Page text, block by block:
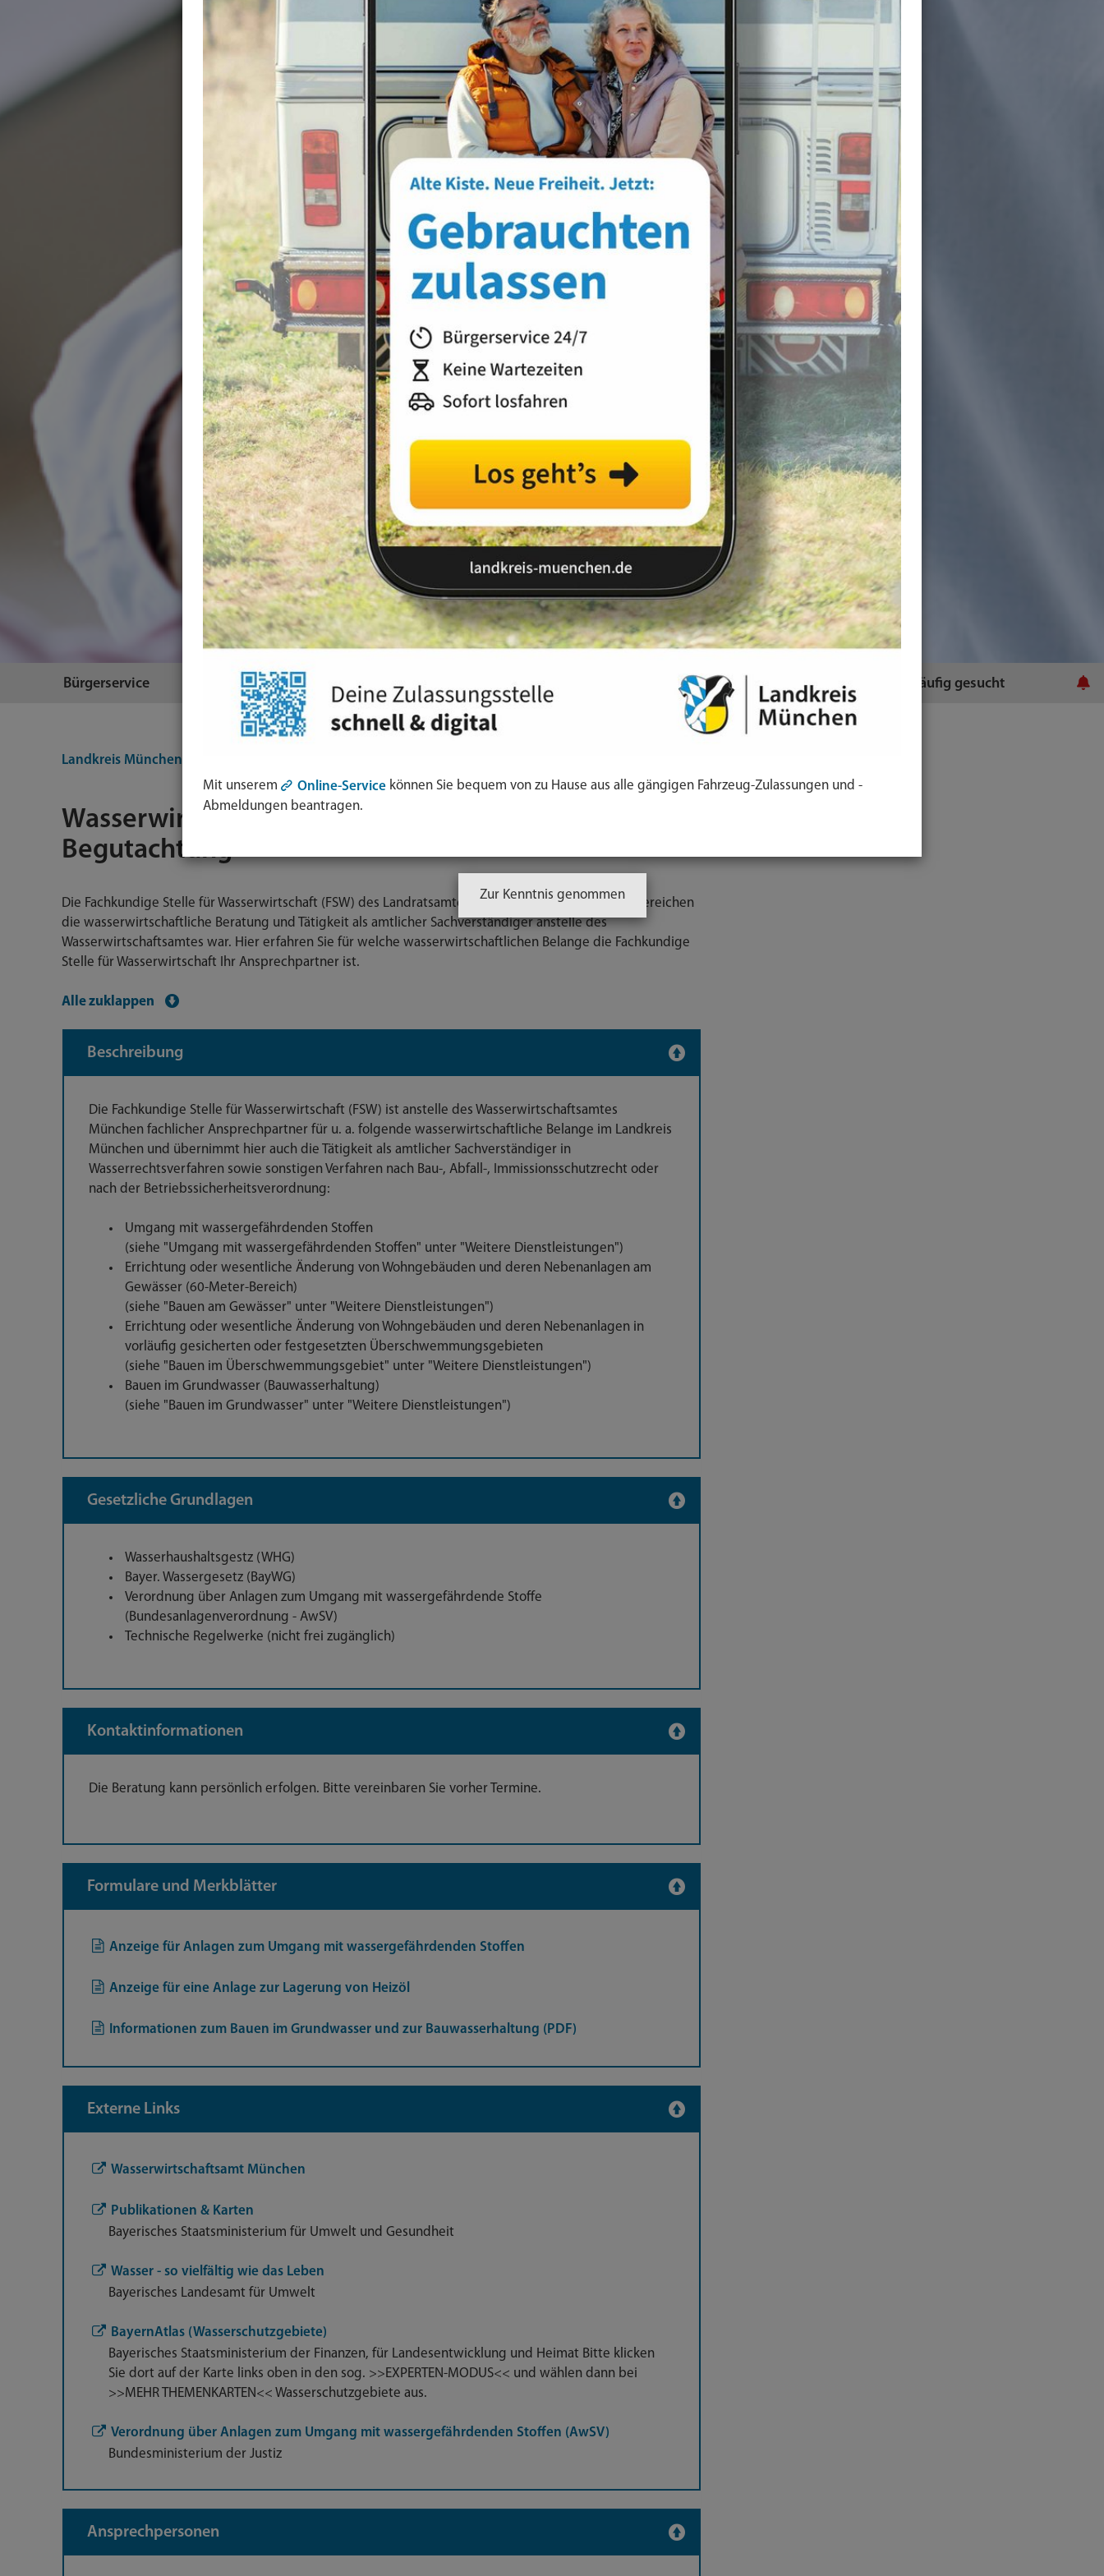
Bürgerservice Themen Landkreis Landratsamt Häufig gesucht
Landkreis München
Wasserwirtschaftliche Beratung und
Begutachtung
Die Fachkundige Stelle für Wasserwirtschaft (FSW) des Landratsamtes München nimmt in einigen Bereichen
die wasserwirtschaftliche Beratung und Tätigkeit als amtlicher Sachverständiger anstelle des
Wasserwirtschaftsamtes war. Hier erfahren Sie für welche wasserwirtschaftlichen Belange die Fachkundige
Stelle für Wasserwirtschaft Ihr Ansprechpartner ist.
Alle zuklappen
Beschreibung
Die Fachkundige Stelle für Wasserwirtschaft (FSW) ist anstelle des Wasserwirtschaftsamtes
München fachlicher Ansprechpartner für u. a. folgende wasserwirtschaftliche Belange im Landkreis
München und übernimmt hier auch die Tätigkeit als amtlicher Sachverständiger in
Wasserrechtsverfahren sowie sonstigen Verfahren nach Bau-, Abfall-, Immissionsschutzrecht oder
nach der Betriebssicherheitsverordnung:
Umgang mit wassergefährdenden Stoffen
(siehe "Umgang mit wassergefährdenden Stoffen" unter "Weitere Dienstleistungen")
Errichtung oder wesentliche Änderung von Wohngebäuden und deren Nebenanlagen am
Gewässer (60-Meter-Bereich)
(siehe "Bauen am Gewässer" unter "Weitere Dienstleistungen")
Errichtung oder wesentliche Änderung von Wohngebäuden und deren Nebenanlagen in
vorläufig gesicherten oder festgesetzten Überschwemmungsgebieten
(siehe "Bauen im Überschwemmungsgebiet" unter "Weitere Dienstleistungen")
Bauen im Grundwasser (Bauwasserhaltung)
(siehe "Bauen im Grundwasser" unter "Weitere Dienstleistungen")
Gesetzliche Grundlagen
Wasserhaushaltsgestz (WHG)
Bayer. Wassergesetz (BayWG)
Verordnung über Anlagen zum Umgang mit wassergefährdende Stoffe
(Bundesanlagenverordnung - AwSV)
Technische Regelwerke (nicht frei zugänglich)
Kontaktinformationen
Die Beratung kann persönlich erfolgen. Bitte vereinbaren Sie vorher Termine.
Formulare und Merkblätter
Anzeige für Anlagen zum Umgang mit wassergefährdenden Stoffen
Anzeige für eine Anlage zur Lagerung von Heizöl
Informationen zum Bauen im Grundwasser und zur Bauwasserhaltung (PDF)
Externe Links
Wasserwirtschaftsamt München
Publikationen & Karten
Bayerisches Staatsministerium für Umwelt und Gesundheit
Wasser - so vielfältig wie das Leben
Bayerisches Landesamt für Umwelt
BayernAtlas (Wasserschutzgebiete)
Bayerisches Staatsministerium der Finanzen, für Landesentwicklung und Heimat Bitte klicken
Sie dort auf der Karte links oben in den sog. >>EXPERTEN-MODUS<< und wählen dann bei
>>MEHR THEMENKARTEN<< Wasserschutzgebiete aus.
Verordnung über Anlagen zum Umgang mit wassergefährdenden Stoffen (AwSV)
Bundesministerium der Justiz
Ansprechpersonen
Mit unserem Online-Service können Sie bequem von zu Hause aus alle gängigen Fahrzeug-Zulassungen und -
Abmeldungen beantragen.
Zur Kenntnis genommen